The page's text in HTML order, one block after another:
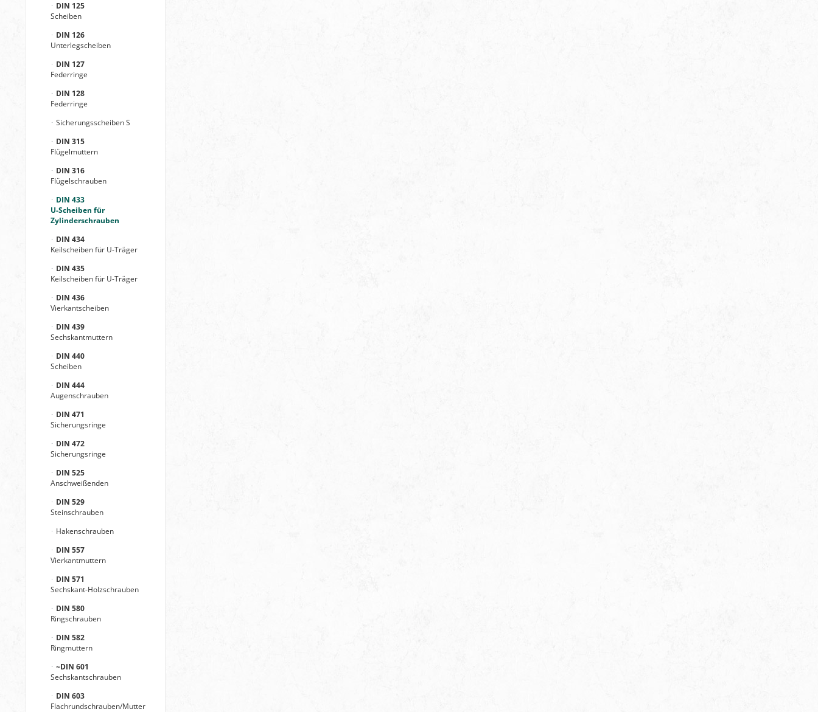
DIN 125
Scheiben
DIN 126
Unterlegscheiben
DIN 127
Federringe
DIN 128
Federringe
Sicherungsscheiben S
DIN 315
Flügelmuttern
DIN 316
Flügelschrauben
DIN 433
U-Scheiben für
Zylinderschrauben
DIN 434
Keilscheiben für U-Träger
DIN 435
Keilscheiben für U-Träger
DIN 436
Vierkantscheiben
DIN 439
Sechskantmuttern
DIN 440
Scheiben
DIN 444
Augenschrauben
DIN 471
Sicherungsringe
DIN 472
Sicherungsringe
DIN 525
Anschweißenden
DIN 529
Steinschrauben
Hakenschrauben
DIN 557
Vierkantmuttern
DIN 571
Sechskant-Holzschrauben
DIN 580
Ringschrauben
DIN 582
Ringmuttern
~DIN 601
Sechskantschrauben
DIN 603
Flachrundschrauben/Mutter